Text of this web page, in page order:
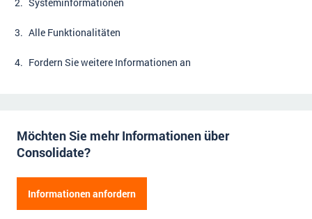
Was ist DMS?
Offene Stellen bei CRM-Lieferanten
Impressum
Kontakt
Alle Funktionalitäten
Fordern Sie weitere Informationen an
Möchten Sie mehr Informationen über
Consolidate?
Informationen anfordern